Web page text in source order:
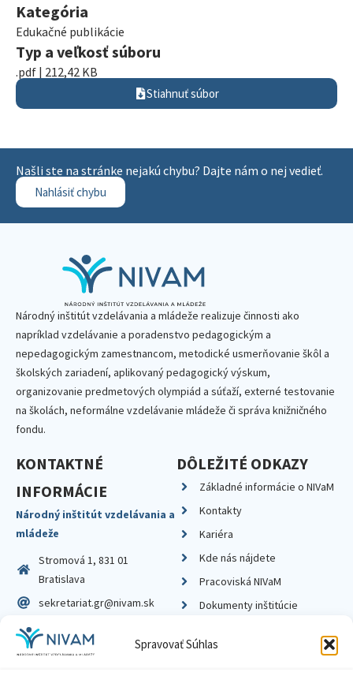
Spravovať Súhlas
Kategória
Edukačné publikácie
Typ a veľkosť súboru
.pdf | 212,42 KB
Stiahnuť súbor
Našli ste na stránke nejakú chybu? Dajte nám o nej vedieť.
Nahlásiť chybu
Národný inštitút vzdelávania a mládeže realizuje činnosti ako
napríklad vzdelávanie a poradenstvo pedagogickým a
nepedagogickým zamestnancom, metodické usmerňovanie škôl a
školských zariadení, aplikovaný pedagogický výskum,
organizovanie predmetových olympiád a súťaží, externé testovanie
na školách, neformálne vzdelávanie mládeže či správa knižničného
fondu.
KONTAKTNÉ
INFORMÁCIE
Národný inštitút vzdelávania a
mládeže
Stromová 1, 831 01
Bratislava
sekretariat.gr@nivam.sk
IČO: 00164348
DIČ: 2020798714
DÔLEŽITÉ ODKAZY
Základné informácie o NIVaM
Kontakty
Kariéra
Kde nás nájdete
Pracoviská NIVaM
Dokumenty inštitúcie